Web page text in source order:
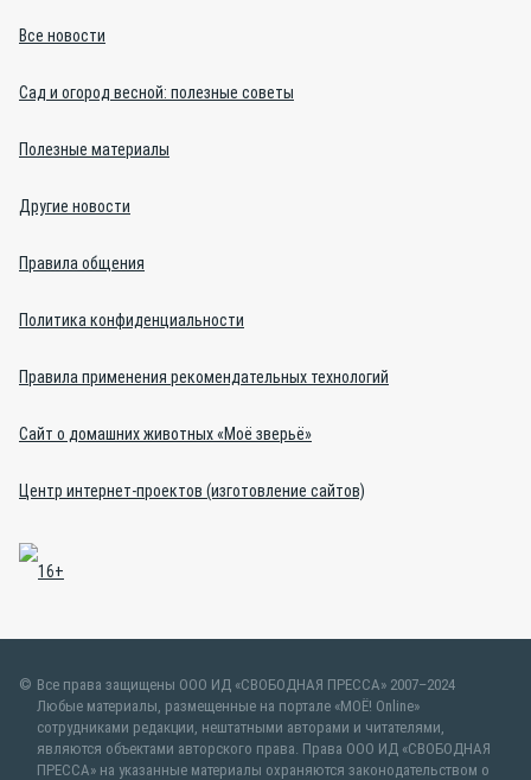
Все новости
Сад и огород весной: полезные советы
Полезные материалы
Другие новости
Правила общения
Политика конфиденциальности
Правила применения рекомендательных технологий
Сайт о домашних животных «Моё зверьё»
Центр интернет-проектов (изготовление сайтов)
Все права защищены ООО ИД «СВОБОДНАЯ ПРЕССА» 2007–2024
Любые материалы, размещенные на портале «МОЁ! Online»
сотрудниками редакции, нештатными авторами и читателями,
являются объектами авторского права. Права ООО ИД «СВОБОДНАЯ
ПРЕССА» на указанные материалы охраняются законодательством о